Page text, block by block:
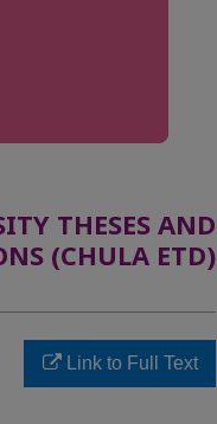
THESES AND
(CHULA ETD)
Link to Full Text